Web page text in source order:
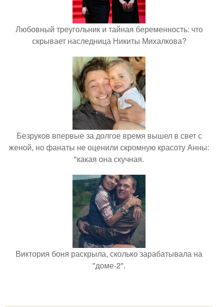
Любовный треугольник и тайная беременность: что
скрывает наследница Никиты Михалкова?
Безруков впервые за долгое время вышел в свет с
женой, но фанаты не оценили скромную красоту Анны:
"какая она скучная.
Виктория боня раскрыла, сколько зарабатывала на
"доме-2".